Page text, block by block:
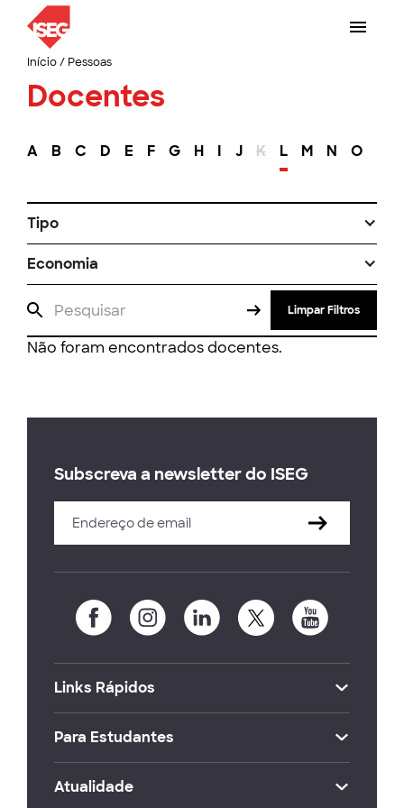
Início/ Pessoas
Docentes
A B C D E F G H I J K L M N O
Tipo
Economia
Limpar Filtros
Não foram encontrados docentes.
Subscreva a newsletter do ISEG
Links Rápidos
Para Estudantes
Atualidade